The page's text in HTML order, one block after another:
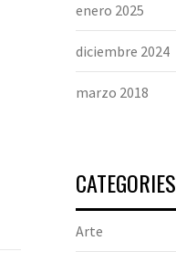
enero 2025
diciembre 2024
marzo 2018
CATEGORIES
Arte